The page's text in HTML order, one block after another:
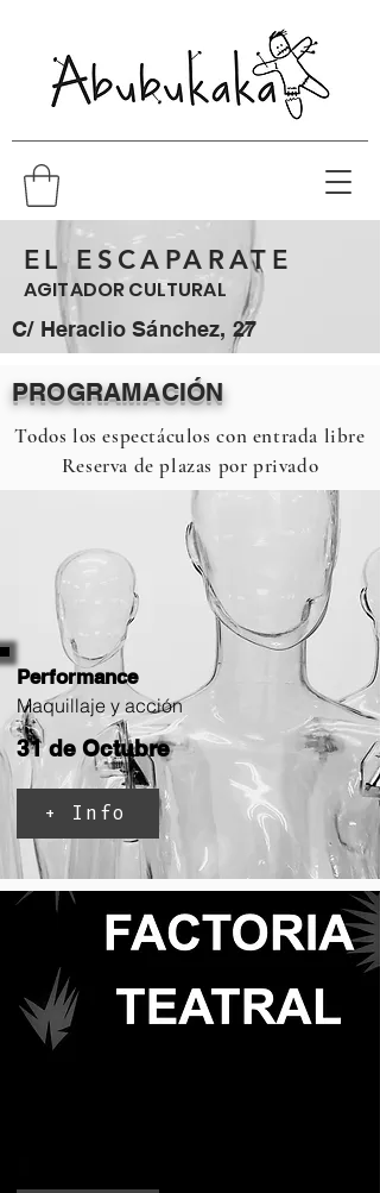
EL ESCAPARATE
AGITADOR CULTURAL
C/ Heraclio Sánchez, 27
PROGRAMACIÓN
Todos los espectáculos con entrada libre
Reserva de plazas por privado
Performance
Maquillaje y acción
31 de Octubre
+ Info